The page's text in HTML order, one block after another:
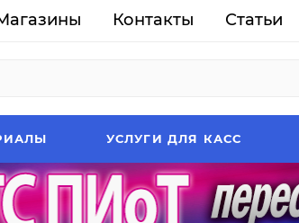
Контакты Статьи
УСЛУГИ ДЛЯ КАСС